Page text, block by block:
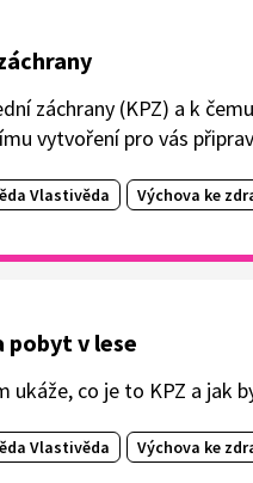
záchrany (KPZ) a k
vytvoření pro vás
Vlastivěda Výchova ke
pobyt v lese
ukáže, co je to KPZ a jak
Vlastivěda Výchova ke